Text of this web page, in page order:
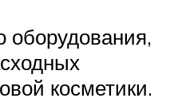
оборудования,
косметики.